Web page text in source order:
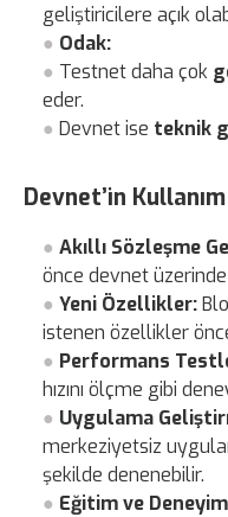
geliştiricilere açık
Odak:
Testnet daha çok
eder.
Devnet ise teknik
Devnet’in
Akıllı Sözleşme
önce devnet
Yeni Özellikler:
istenen özellikler
Performans
hızını ölçme gibi
Uygulama
merkeziyetsiz
şekilde denenebilir.
Eğitim ve